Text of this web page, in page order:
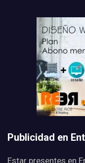
Publicidad en
Estar presentes en